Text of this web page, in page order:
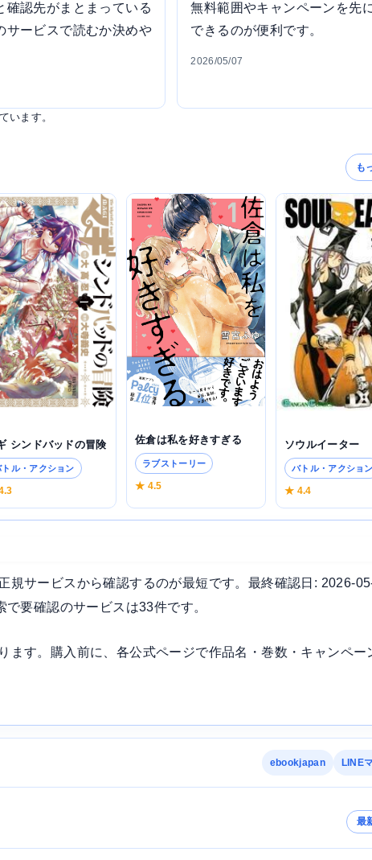
確認先がまとまっている
サービスで読むか決めや
無料範囲やキャンペーンを先
できるのが便利です。
2026/05/07
います。
も
シンドバッドの冒険
トル・アクション
佐倉は私を好きすぎる
ラブストーリー
★ 4.5
ソウルイーター
バトル・アクショ
★ 4.4
規サービスから確認するのが最短です。最終確認日: 2026-
要確認のサービスは33件です。
ます。購入前に、各公式ページで作品名・巻数・キャンペー
ebookjapan LINE
最